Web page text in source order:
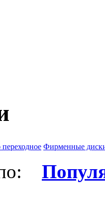
Фирменные
по: